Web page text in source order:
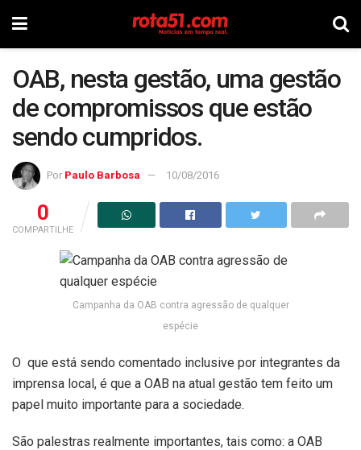
OAB, nesta gestão, uma gestão
de compromissos que estão
sendo cumpridos.
Por Paulo Barbosa 10/08/2016
0
COMPARTILHE
Campanha da OAB contra agressão de qualquer
espécie
O que está sendo comentado inclusive por integrantes da
imprensa local, é que a OAB na atual gestão tem feito um
papel muito importante para a sociedade.
São palestras realmente importantes, tais como: a OAB